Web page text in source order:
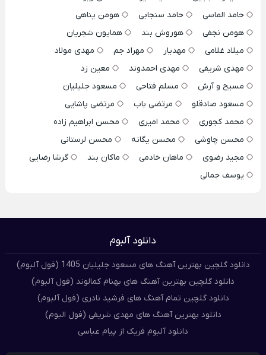
حامد الماسی
حامد سنجابی
هومن پناهی
هومن نجفی
هوروش بند
همایون شجریان
میلاد غلامی
مهدیار مهراد جم
مهدی مولاد
مهدی شریفی
مهدی احمدوند
معین زد
مسیح و آرش
مسلم فتاحی
مسعود جلیلیان
مسعود صادقلو
مرتضی باب
مرتضی پاشایی
محمد کجوری
محمد امیری
محسن ابراهیم زاده
محسن چاوشی
محسن یگانه
محسن لرستانی
مجید رضوی
ماهان خادمی ماکان بند
گرشا رضایی
یوسف جمالی
دانلود آلبوم
دانلود گلچین بهترین آهنگ های مسعود جلیلیان 1405 (فول آلبوم)
دانلود گلچین بهترین آهنگ های بهنام کمالوند (فول آلبوم)
دانلود گلچین تمام آهنگ های فرشید نادری (فول آلبوم)
دانلود بهترین آهنگ های مهدی شریفی (فول البوم)
دانلود آلبوم فریک از پیام عباسی